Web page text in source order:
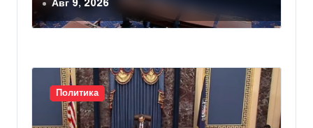
а
и
Авг 9, 2026
Политика